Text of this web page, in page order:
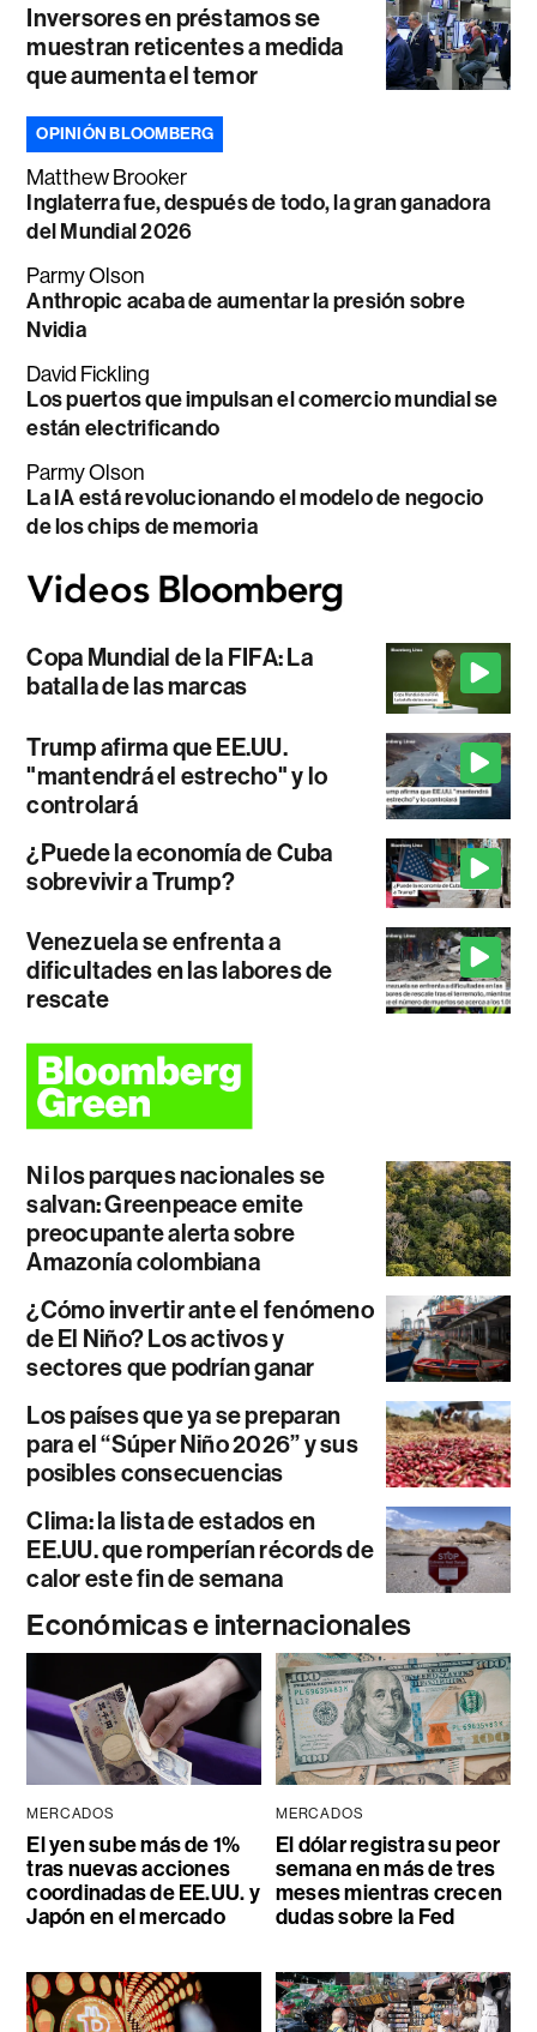
Inversores en préstamos se
muestran reticentes a medida
que aumenta el temor
OPINIÓN BLOOMBERG
Matthew Brooker
Inglaterra fue, después de todo, la gran ganadora
del Mundial 2026
Parmy Olson
Anthropic acaba de aumentar la presión sobre
Nvidia
David Fickling
Los puertos que impulsan el comercio mundial se
están electrificando
Parmy Olson
La IA está revolucionando el modelo de negocio
de los chips de memoria
Copa Mundial de la FIFA: La
batalla de las marcas
Trump afirma que EE.UU.
"mantendrá el estrecho" y lo
controlará
¿Puede la economía de Cuba
sobrevivir a Trump?
Venezuela se enfrenta a
dificultades en las labores de
rescate
Ni los parques nacionales se
salvan: Greenpeace emite
preocupante alerta sobre
Amazonía colombiana
¿Cómo invertir ante el fenómeno
de El Niño? Los activos y
sectores que podrían ganar
Los países que ya se preparan
para el “Súper Niño 2026” y sus
posibles consecuencias
Clima: la lista de estados en
EE.UU. que romperían récords de
calor este fin de semana
Económicas e internacionales
MERCADOS
El yen sube más de 1%
tras nuevas acciones
coordinadas de EE.UU. y
Japón en el mercado
MERCADOS
El dólar registra su peor
semana en más de tres
meses mientras crecen
dudas sobre la Fed